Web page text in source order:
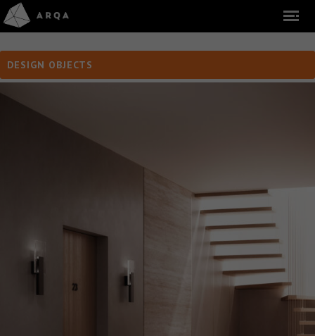
DESIGN OBJECTS